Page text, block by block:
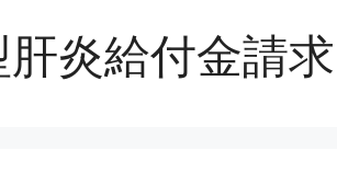
肝炎給付金請